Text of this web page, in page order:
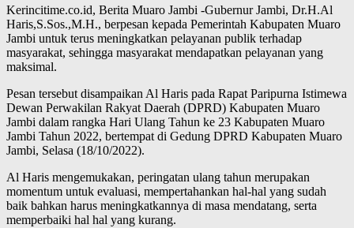
Kerincitime.co.id, Berita Muaro Jambi -Gubernur Jambi, Dr.H.Al
Haris,S.Sos.,M.H., berpesan kepada Pemerintah Kabupaten Muaro
Jambi untuk terus meningkatkan pelayanan publik terhadap
masyarakat, sehingga masyarakat mendapatkan pelayanan yang
maksimal.
Pesan tersebut disampaikan Al Haris pada Rapat Paripurna Istimewa
Dewan Perwakilan Rakyat Daerah (DPRD) Kabupaten Muaro
Jambi dalam rangka Hari Ulang Tahun ke 23 Kabupaten Muaro
Jambi Tahun 2022, bertempat di Gedung DPRD Kabupaten Muaro
Jambi, Selasa (18/10/2022).
Al Haris mengemukakan, peringatan ulang tahun merupakan
momentum untuk evaluasi, mempertahankan hal-hal yang sudah
baik bahkan harus meningkatkannya di masa mendatang, serta
memperbaiki hal hal yang kurang.